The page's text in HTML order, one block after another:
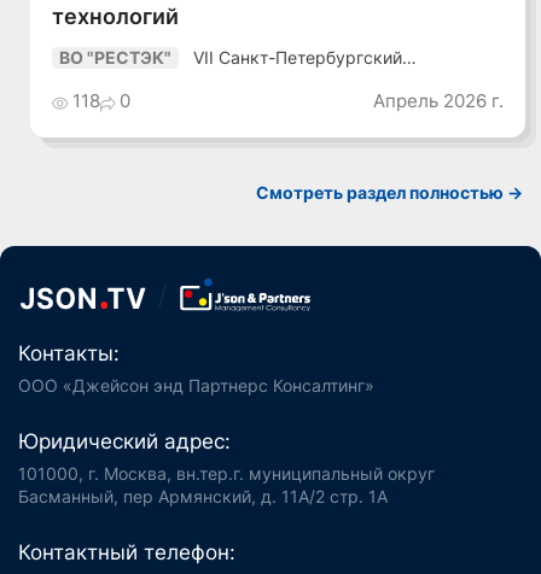
технологий
ВО "РЕСТЭК"
VII Санкт-Петербургский
118 0 Апрель 2026 г.
Смотреть раздел полностью ->
Контакты:
ООО «Джейсон энд Партнерс Консалтинг»
Юридический адрес:
101000, г. Москва, вн.тер.г. муниципальный округ
Басманный, пер Армянский, д. 11А/2 стр. 1А
Контактный телефон: